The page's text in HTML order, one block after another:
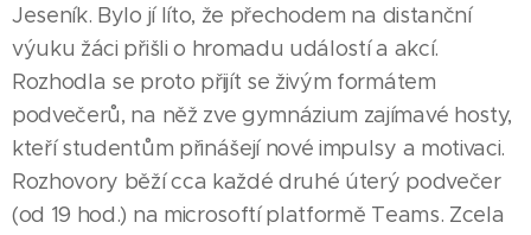
Jeseník. Bylo jí líto, že přechodem na distanční
výuku žáci přišli o hromadu událostí a akcí.
Rozhodla se proto přijít se živým formátem
podvečerů, na něž zve gymnázium zajímavé hosty,
kteří studentům přinášejí nové impulsy a motivaci.
Rozhovory běží cca každé druhé úterý podvečer
(od 19 hod.) na microsoftí platformě Teams. Zcela